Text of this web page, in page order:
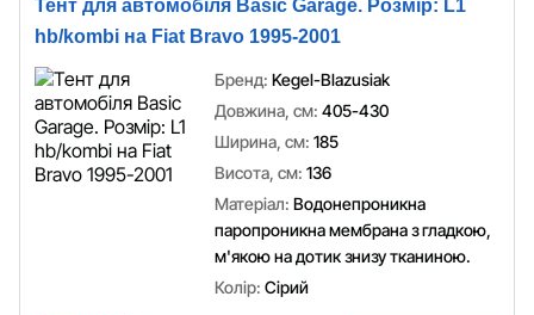
Тент для автомобіля Basic Garage. Розмір: L1
hb/kombi на Fiat Bravo 1995-2001
Бренд: Kegel-Blazusiak
Довжина, см: 405-430
Ширина, см: 185
Висота, см: 136
Матеріал: Водонепроникна
паропроникна мембрана з гладкою,
м'якою на дотик знизу тканиною.
Колір: Сірий